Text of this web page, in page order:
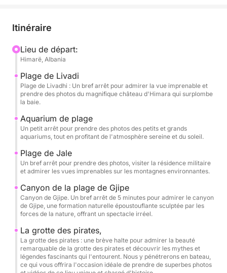
Au fil de votre navigation, vous découvrirez Himarë,
de Jali, Crystal Bay, la baie des Couples, la grotte
secrète, la grotte des Colombes, la plage de Gjipe,
la grotte de Saint Théodore (grottes jumelles), la
grotte des Pirates et la plage d'Alevra. Prenez le
temps d'apprécier chaque étape. L'itinéraire est
de faire de la plongée avec tuba et de vous
détendre dans des eaux cristallines, avec des
secrète, à la grotte des Colombes et à la plage
d'Alevra. Masques et tubas sont fournis, ainsi que
des bouteilles d'eau ; vous n'avez qu'à arriver, prêts
à profiter pleinement de votre excursion.
L'un des moments les plus exceptionnels de cette
visite est la découverte en bateau des grottes
jumelles de Saint-Théodore et de la légendaire
grotte des pirates. Glissez au cœur de ces cavités
naturelles et laissez-vous émerveiller par leur
Itinéraire
Lieu de départ:
Himarë, Albania
Plage de Livadi
Plage de Livadhi : Un bref arrêt pour admirer la vue imprenable et
prendre des photos du magnifique château d'Himara qui surplombe
la baie.
Aquarium de plage
Un petit arrêt pour prendre des photos des petits et grands
aquariums, tout en profitant de l'atmosphère sereine et du soleil.
Plage de Jale
Un bref arrêt pour prendre des photos, visiter la résidence militaire
et admirer les vues imprenables sur les montagnes environnantes.
Canyon de la plage de Gjipe
Canyon de Gjipe. Un bref arrêt de 5 minutes pour admirer le canyon
de Gjipe, une formation naturelle époustouflante sculptée par les
forces de la nature, offrant un spectacle irréel.
La grotte des pirates,
La grotte des pirates : une brève halte pour admirer la beauté
remarquable de la grotte des pirates et découvrir les mythes et
légendes fascinants qui l'entourent. Nous y pénétrerons en bateau,
ce qui vous offrira l'occasion idéale de prendre de superbes photos